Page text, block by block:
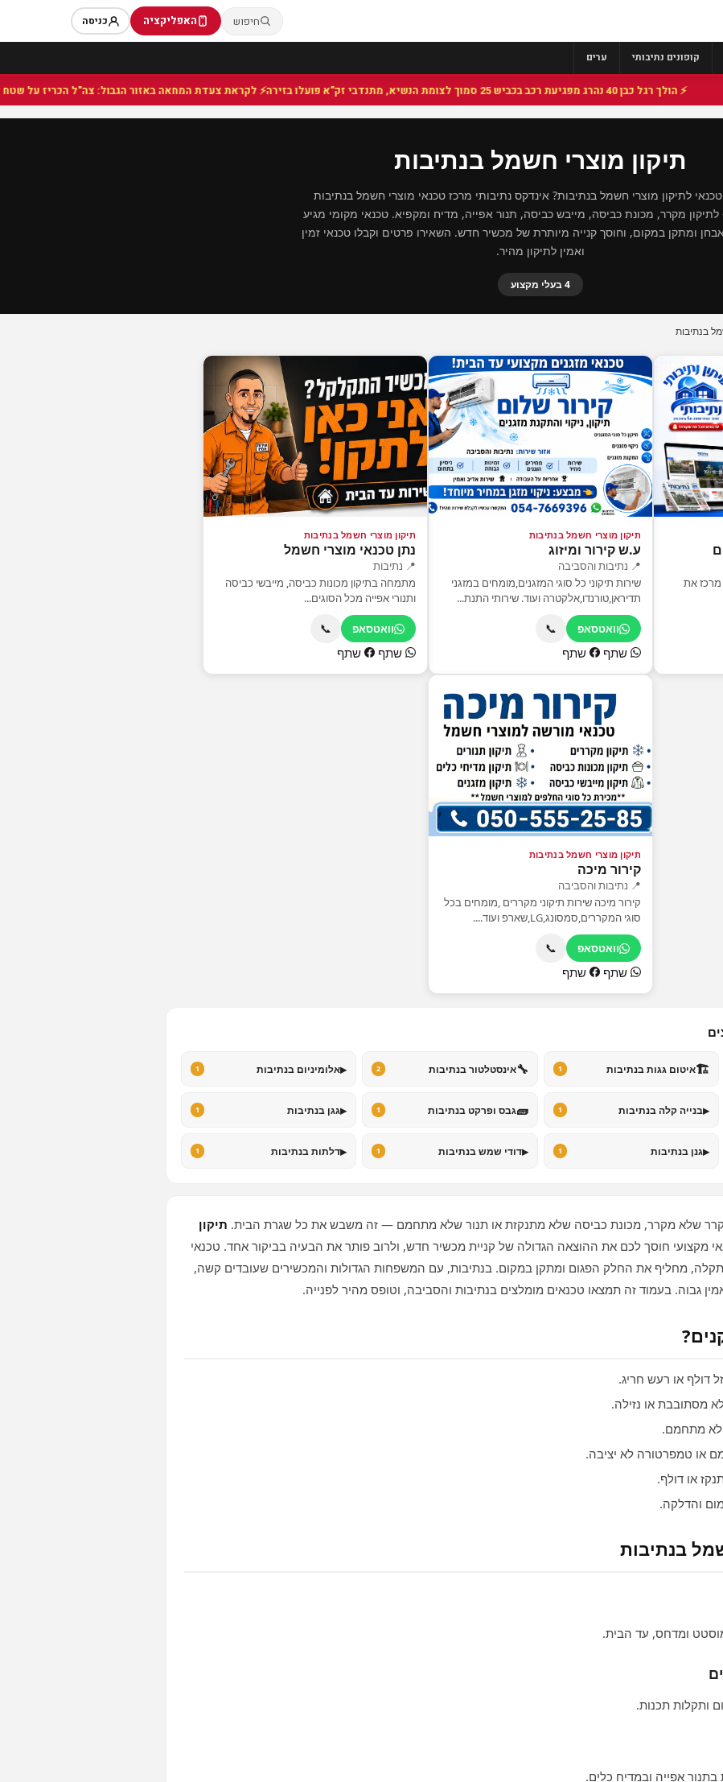
חיפוש האפליקציה כניסה
קופונים נתיבותי ערים
⚡ הולך רגל כבן 40 נהרג מפגיעת רכב בכביש 25 סמוך לצומת הנשיא, מתנדבי זק"א פועלו בזירה ⚡ לקראת צעדת המחאה באזור הגבול: צה"ל הכריז על שטח צבאי
תיקון מוצרי חשמל בנתיבות
לתיקון מוצרי חשמל בנתיבות? אינדקס נתיבותי מרכז טכנאי מוצרי חשמל בנתיבות
מקרר, מכונת כביסה, מייבש כביסה, תנור אפייה, מדיח ומקפיא. טכנאי מקומי מגיע
ומתקן במקום, וחוסך קנייה מיותרת של מכשיר חדש. השאירו פרטים וקבלו טכנאי זמין
ואמין לתיקון מהיר.
4 בעלי מקצוע
בנתיבות
מרכז את
תיקון מוצרי חשמל בנתיבות
ע.ש קירור ומיזוג
📍 נתיבות והסביבה
שירות תיקוני כל סוגי המזגנים,מומחים במזגני
תדיראן,טורנדו,אלקטרה ועוד. שירותי התנת...
וואטסאפ 📞
שתף שתף
תיקון מוצרי חשמל בנתיבות
נתן טכנאי מוצרי חשמל
📍 נתיבות
מתמחה בתיקון מכונות כביסה, מייבשי כביסה
ותנורי אפייה מכל הסוגים...
וואטסאפ 📞
שתף שתף
תיקון מוצרי חשמל בנתיבות
קירור מיכה
📍 נתיבות והסביבה
קירור מיכה שירות תיקוני מקררים ,מומחים בכל
סוגי המקררים,סמסונג,LG,שארפ ועוד....
וואטסאפ 📞
שתף שתף
🏗️איטום גגות בנתיבות 1
🔧אינסטלטור בנתיבות 2
▸אלומיניום בנתיבות 1
▸בנייה קלה בנתיבות 1
🧱גבס ופרקט בנתיבות 1
▸גגן בנתיבות 1
▸גנן בנתיבות 1
▸דודי שמש בנתיבות 1
▸דלתות בנתיבות 1
שלא מקרר, מכונת כביסה שלא מתנקזת או תנור שלא מתחמם — זה משבש את כל שגרת הבית. תיקון
מקצועי חוסך לכם את ההוצאה הגדולה של קניית מכשיר חדש, ולרוב פותר את הבעיה בביקור אחד. טכנאי
מחליף את החלק הפגום ומתקן במקום. בנתיבות, עם המשפחות הגדולות והמכשירים שעובדים קשה,
גבוה. בעמוד זה תמצאו טכנאים מומלצים בנתיבות והסביבה, וטופס מהיר לפנייה.
דולף או רעש חריג.
מסתובבת או נזילה.
לא מתחמם.
או טמפרטורה לא יציבה.
או דולף.
והדלקה.
בנתיבות
ומדחס, עד הבית.
ותקלות תכנות.
אפייה ובמדיח כלים.